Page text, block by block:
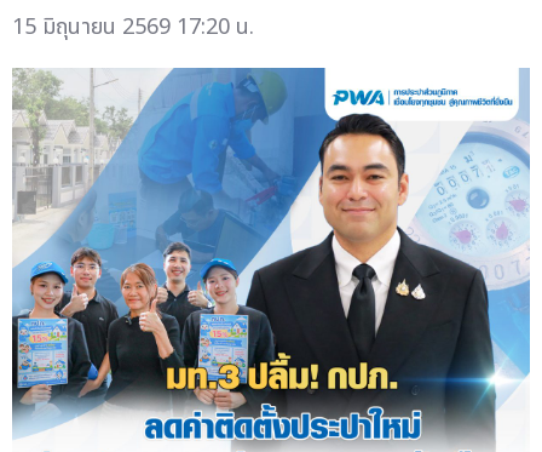
15 มิถุนายน 2569 17:20 น.